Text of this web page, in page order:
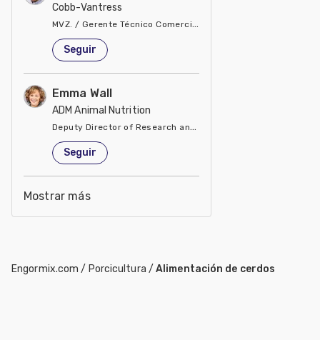
Cobb-Vantress
MVZ. / Gerente Técnico Comercial del Pacto Andino
Estados Unidos de América
Seguir
Emma Wall
ADM Animal Nutrition
Deputy Director of Research and Development
Estados Unidos de América
Seguir
Mostrar más
Engormix.com / Porcicultura /Alimentación de cerdos